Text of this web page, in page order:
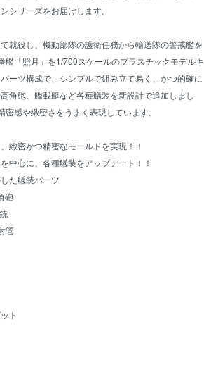
シリーズをお届けします。
就役し、機動部隊の護衛任務から輸送隊の警戒艦を
艦「照月」を1/700スケールのプラスチックモデルキ
ーツ構成で、シンプルで組み立て易く、かつ的確に
角砲、艦載艇など各種艤装を新設計で追加しまし
感や緻密さをうまく表現しています。
緻密かつ精密なモールドを実現！！
中心に、各種艤装をアップデート！！
た艤装パーツ
砲
管
ト